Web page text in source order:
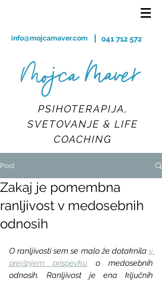
info@mojcamaver.com 041 712 572
PSIHOTERAPIJA,
SVETOVANJE & LIFE
COACHING
Post
Zakaj je pomembna
ranljivost v medosebnih
odnosih
O ranljivosti sem se malo že dotaknila v
prejšnjem prispevku o medosebnih
odnosih. Ranljivost je ena ključnih